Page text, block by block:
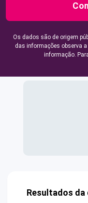
Os dados são de origem
das informações observa
informação.
Resultados